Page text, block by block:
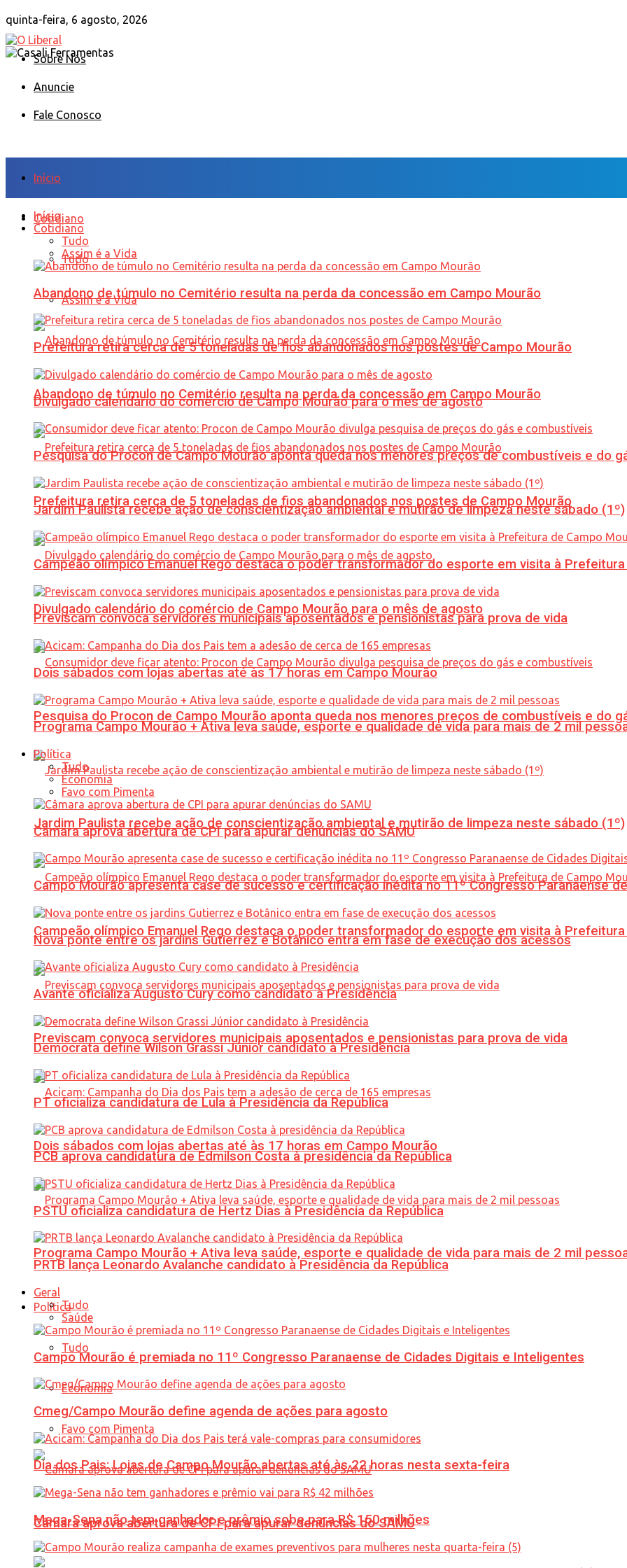
quinta-feira, 6 agosto, 2026
Sobre Nós
Anuncie
Fale Conosco
Início
Cotidiano
Tudo
Assim é a Vida
Abandono de túmulo no Cemitério resulta na perda da concessão em Campo Mourão
Prefeitura retira cerca de 5 toneladas de fios abandonados nos postes de Campo Mourão
Divulgado calendário do comércio de Campo Mourão para o mês de agosto
Pesquisa do Procon de Campo Mourão aponta queda nos menores preços de combustíveis e do
Jardim Paulista recebe ação de conscientização ambiental e mutirão de limpeza neste sábado (1º)
Campeão olímpico Emanuel Rego destaca o poder transformador do esporte em visita à
Previscam convoca servidores municipais aposentados e pensionistas para prova de vida
Dois sábados com lojas abertas até às 17 horas em Campo Mourão
Programa Campo Mourão + Ativa leva saúde, esporte e qualidade de vida para mais de 2 mil
Política
Tudo
Economia
Favo com Pimenta
Câmara aprova abertura de CPI para apurar denúncias do SAMU
Início
Cotidiano
Tudo
Assim é a Vida
Abandono de túmulo no Cemitério resulta na perda da concessão em Campo Mourão
Prefeitura retira cerca de 5 toneladas de fios abandonados nos postes de Campo Mourão
Divulgado calendário do comércio de Campo Mourão para o mês de agosto
Pesquisa do Procon de Campo Mourão aponta queda nos menores preços de combustíveis e do
Jardim Paulista recebe ação de conscientização ambiental e mutirão de limpeza neste sábado (1º)
Campeão olímpico Emanuel Rego destaca o poder transformador do esporte em visita à
Previscam convoca servidores municipais aposentados e pensionistas para prova de vida
Dois sábados com lojas abertas até às 17 horas em Campo Mourão
Programa Campo Mourão + Ativa leva saúde, esporte e qualidade de vida para mais de 2 mil
Política
Tudo
Economia
Favo com Pimenta
Câmara aprova abertura de CPI para apurar denúncias do SAMU
Campo Mourão apresenta case de sucesso e certificação inédita no 11º Congresso Paranaense
Nova ponte entre os jardins Gutierrez e Botânico entra em fase de execução dos acessos
Avante oficializa Augusto Cury como candidato à Presidência
Democrata define Wilson Grassi Júnior candidato à Presidência
PT oficializa candidatura de Lula à Presidência da República
PCB aprova candidatura de Edmilson Costa à presidência da República
PSTU oficializa candidatura de Hertz Dias à Presidência da República
PRTB lança Leonardo Avalanche candidato à Presidência da República
Geral
Tudo
Saúde
Campo Mourão é premiada no 11º Congresso Paranaense de Cidades Digitais e Inteligentes
Cmeg/Campo Mourão define agenda de ações para agosto
Dia dos Pais: Lojas de Campo Mourão abertas até às 22 horas nesta sexta-feira
Mega-Sena não tem ganhador e prêmio sobe para R$ 150 milhões